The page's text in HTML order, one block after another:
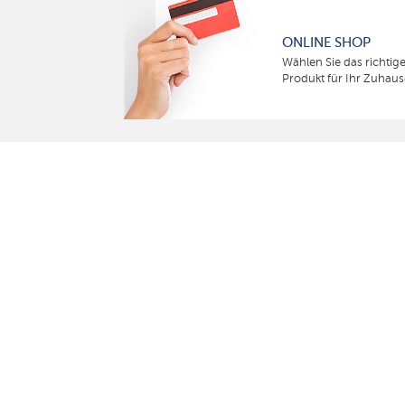
ONLINE SHOP
Wählen Sie das richtige
Produkt für Ihr